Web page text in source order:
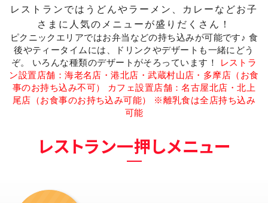
レストランではうどんやラーメン、カレーなどお子
さまに人気のメニューが盛りだくさん！
ピクニックエリアではお弁当などの持ち込みが可能です♪ 食
後やティータイムには、ドリンクやデザートも一緒にどう
ぞ。
いろんな種類のデザートがそろっています！
レストラ
ン設置店舗：海老名店・港北店・武蔵村山店・多摩店（お食
事のお持ち込み不可）
カフェ設置店舗：名古屋北店・北上
尾店（お食事のお持ち込み可能）
※離乳食は全店持ち込み
可能
レストラン一押しメニュー